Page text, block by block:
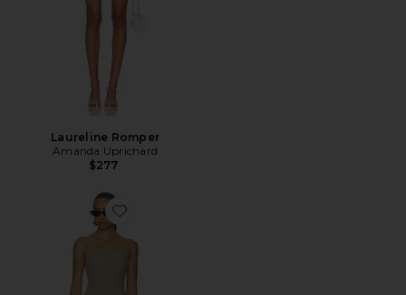
Laureline Romper
Amanda Uprichard
$277
Favorite Nicoly Romper